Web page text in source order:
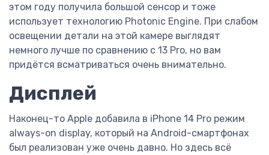
этом году получила большой сенсор и тоже
использует технологию Photonic Engine. При слабом
освещении детали на этой камере выглядят
немного лучше по сравнению с 13 Pro, но вам
придётся всматриваться очень внимательно.
Дисплей
Наконец-то Apple добавила в iPhone 14 Pro режим
always-on display, который на Android-смартфонах
был реализован уже очень давно. Но здесь всё